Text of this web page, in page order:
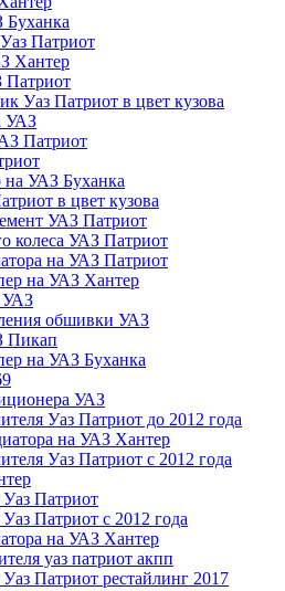
Буханка
Патриот
Хантер
Патриот
Уаз Патриот в цвет кузова
УАЗ
Патриот
УАЗ Буханка
в цвет кузова
УАЗ Патриот
колеса УАЗ Патриот
на УАЗ Патриот
на УАЗ Хантер
УАЗ
обшивки УАЗ
Пикап
на УАЗ Буханка
УАЗ
Уаз Патриот до 2012 года
на УАЗ Хантер
Уаз Патриот с 2012 года
Патриот
Патриот с 2012 года
на УАЗ Хантер
уаз патриот акпп
Патриот рестайлинг 2017